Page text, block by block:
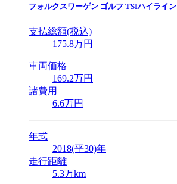
フォルクスワーゲン ゴルフ TSIハイライン
支払総額(税込)
175.8万円
車両価格
169.2万円
諸費用
6.6万円
年式
2018(平30)年
走行距離
5.3万km